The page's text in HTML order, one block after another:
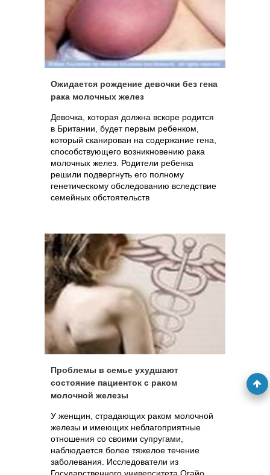
Ожидается рождение девочки без гена
рака молочных желез
Девочка, которая должна вскоре родится
в Британии, будет первым ребенком,
который сканирован на содержание гена,
способствующего возникновению рака
молочных желез. Родители ребенка
решили подвергнуть его полному
генетическому обследованию вследствие
семейных обстоятельств
Проблемы в семье ухудшают
состояние пациенток с раком
молочной железы
У женщин, страдающих раком молочной
железы и имеющих неблагоприятные
отношения со своими супругами,
наблюдается более тяжелое течение
заболевания. Исследователи из